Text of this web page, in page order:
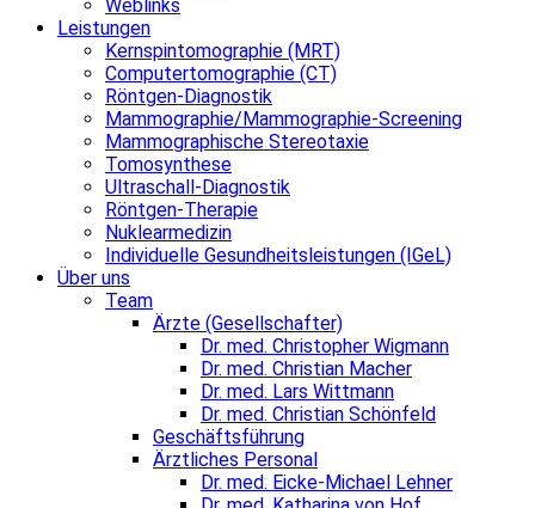
Weblinks
Leistungen
Kernspintomographie (MRT)
Computertomographie (CT)
Röntgen-Diagnostik
Mammographie/Mammographie-Screening
Mammographische Stereotaxie
Tomosynthese
Ultraschall-Diagnostik
Röntgen-Therapie
Nuklearmedizin
Individuelle Gesundheitsleistungen (IGeL)
Über uns
Team
Ärzte (Gesellschafter)
Dr. med. Christopher Wigmann
Dr. med. Christian Macher
Dr. med. Lars Wittmann
Dr. med. Christian Schönfeld
Geschäftsführung
Ärztliches Personal
Dr. med. Eicke-Michael Lehner